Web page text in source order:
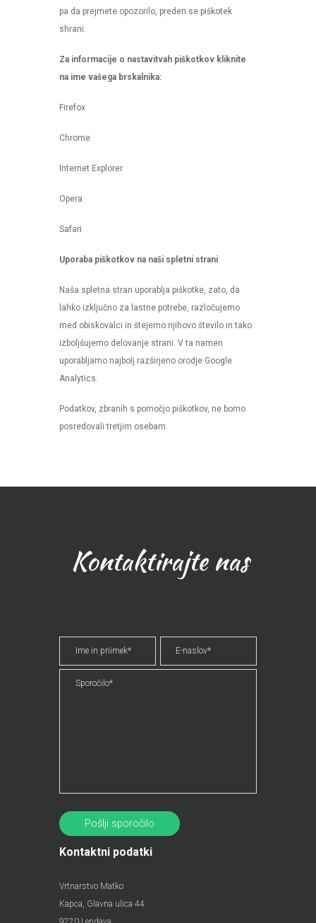
pa da prejmete opozorilo, preden se piškotek
shrani.
Za informacije o nastavitvah piškotkov kliknite
na ime vašega brskalnika:
Firefox
Chrome
Internet Explorer
Opera
Safari
Uporaba piškotkov na naši spletni strani
Naša spletna stran uporablja piškotke, zato, da
lahko izključno za lastne potrebe, razločujemo
med obiskovalci in štejemo njihovo število in tako
izboljšujemo delovanje strani. V ta namen
uporabljamo najbolj razširjeno orodje Google
Analytics.
Podatkov, zbranih s pomočjo piškotkov, ne bomo
posredovali tretjim osebam.
Kontaktirajte nas
Kontaktni podatki
Vrtnarstvo Matko
Kapca, Glavna ulica 44